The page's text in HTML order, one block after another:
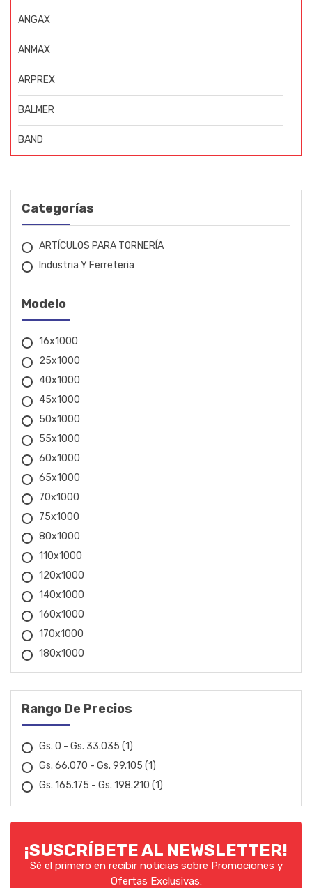
ANGAX
ANMAX
ARPREX
BALMER
BAND
BOVENAU
CARBOGRAFITE
CHICAGO
CID
COBIX
CROMATELL
DRAKAR
EBERLE
EDA
ELECTROPLASTIC
EMEB
FAESIN
FANEP
FERMAK
FIOLUX
FLACH
FOX
GEDORE
Categorías
ARTÍCULOS PARA TORNERÍA
Industria Y Ferreteria
Modelo
16x1000
25x1000
40x1000
45x1000
50x1000
55x1000
60x1000
65x1000
70x1000
75x1000
80x1000
110x1000
120x1000
140x1000
160x1000
170x1000
180x1000
20x1000
30x1000
35x1000
100x1000
130x1000
150x1000
200x1000
60x30x1000
90x50x1000
Rango De Precios
Gs. 0 - Gs. 33.035 (1)
Gs. 66.070 - Gs. 99.105 (1)
Gs. 165.175 - Gs. 198.210 (1)
¡SUSCRÍBETE AL NEWSLETTER!
Sé el primero en recibir noticias sobre Promociones y
Ofertas Exclusivas: